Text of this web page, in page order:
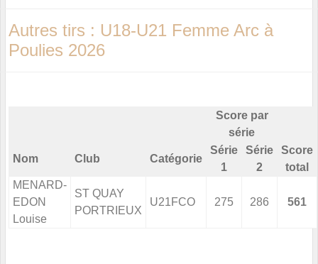
Autres tirs : U18-U21 Femme Arc à
Poulies 2026
Score par
série
Nom Club Catégorie
Série
1
Série
2
Score
total
MENARD-
EDON
Louise
ST QUAY
PORTRIEUX
U21FCO 275 286 561